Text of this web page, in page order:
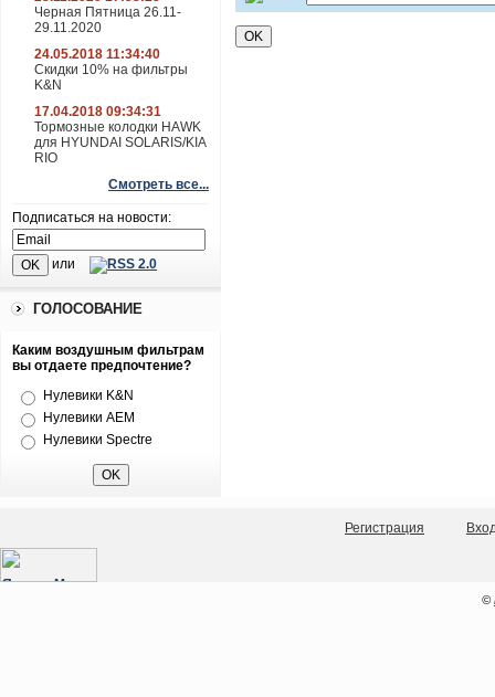
Черная Пятница 26.11-
29.11.2020
24.05.2018 11:34:40
Скидки 10% на фильтры
K&N
17.04.2018 09:34:31
Тормозные колодки HAWK
для HYUNDAI SOLARIS/KIA
RIO
Смотреть все...
Подписаться на новости:
или
ГОЛОСОВАНИЕ
Каким воздушным фильтрам
вы отдаете предпочтение?
Нулевики K&N
Нулевики AEM
Нулевики Spectre
Регистрация
©